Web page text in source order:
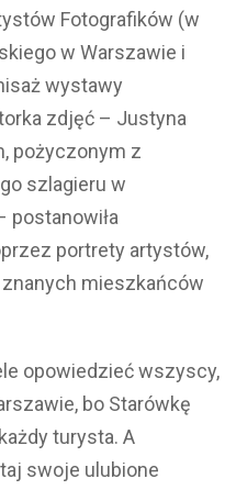
Fotografików (w
w Warszawie i
wystawy
zdjęć – Justyna
pożyczonym z
szlagieru w
postanowiła
portrety artystów,
mieszkańców
opowiedzieć wszyscy,
bo Starówkę
turysta. A
swoje ulubione